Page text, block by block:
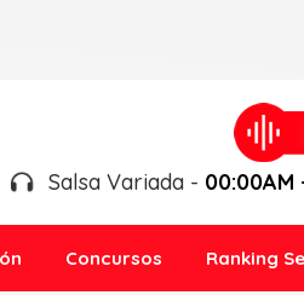
Salsa Variada - 00:00AM
Concursos Ranking